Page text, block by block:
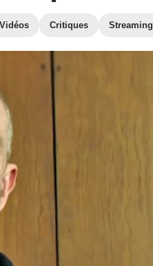
Vidéos Critiques Streaming